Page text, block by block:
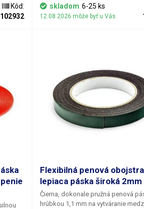
tam,
Kód:
102932
lakované časti predsa len vykazujú
čiastočnú transparentnosť a
čiernej pásky pôsobí rušivo. Dĺžka
skladom 6-25 ks
12.08.2026 môže byť u Vás
Flexibilná penová
lepiaca páska široká 2mm
Čierna, dokonale pružná penová
hrúbkou 1,1 mm na vytváranie